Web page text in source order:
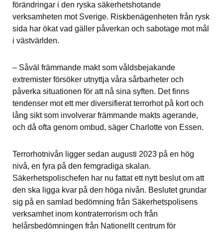
förändringar i den ryska säkerhetshotande
verksamheten mot Sverige. Riskbenägenheten från rysk
sida har ökat vad gäller påverkan och sabotage mot mål
i västvärlden.
– Såväl främmande makt som våldsbejakande
extremister försöker utnyttja våra sårbarheter och
påverka situationen för att nå sina syften. Det finns
tendenser mot ett mer diversifierat terrorhot på kort och
lång sikt som involverar främmande makts agerande,
och då ofta genom ombud, säger Charlotte von Essen.
Terrorhotnivån ligger sedan augusti 2023 på en hög
nivå, en fyra på den femgradiga skalan.
Säkerhetspolischefen har nu fattat ett nytt beslut om att
den ska ligga kvar på den höga nivån. Beslutet grundar
sig på en samlad bedömning från Säkerhetspolisens
verksamhet inom kontraterrorism och från
helårsbedömningen från Nationellt centrum för